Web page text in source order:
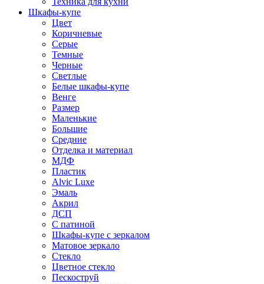
Шкафы-купе
Цвет
Коричневые
Серые
Темные
Черные
Светлые
Белые шкафы-купе
Венге
Размер
Маленькие
Большие
Средние
Отделка и материал
МДФ
Пластик
Alvic Luxe
Эмаль
Акрил
ДСП
С патиной
Шкафы-купе с зеркалом
Матовое зеркало
Стекло
Цветное стекло
Пескоструй